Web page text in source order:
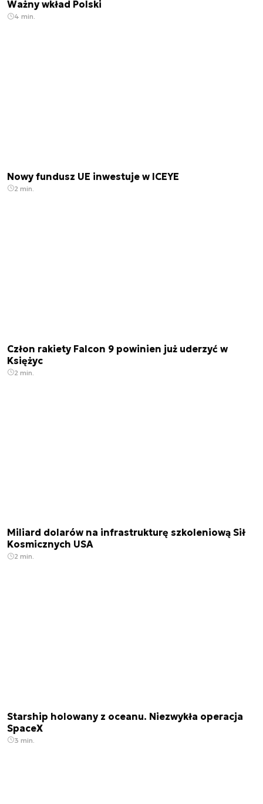
Ważny wkład Polski
4 min.
Nowy fundusz UE inwestuje w ICEYE
2 min.
Człon rakiety Falcon 9 powinien już uderzyć w
Księżyc
2 min.
Miliard dolarów na infrastrukturę szkoleniową Sił
Kosmicznych USA
2 min.
Starship holowany z oceanu. Niezwykła operacja
SpaceX
3 min.